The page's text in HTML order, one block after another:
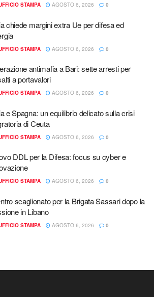
STAMPA AGOSTO 6, 2026 0
chiede margini extra Ue per difesa ed
STAMPA AGOSTO 6, 2026 0
antimafia a Bari: sette arresti per
a portavalori
STAMPA AGOSTO 6, 2026 0
e Spagna: un equilibrio delicato sulla crisi
di Ceuta
STAMPA AGOSTO 6, 2026 0
DDL per la Difesa: focus su cyber e
STAMPA AGOSTO 6, 2026 0
scaglionato per la Brigata Sassari dopo la
in Libano
STAMPA AGOSTO 6, 2026 0